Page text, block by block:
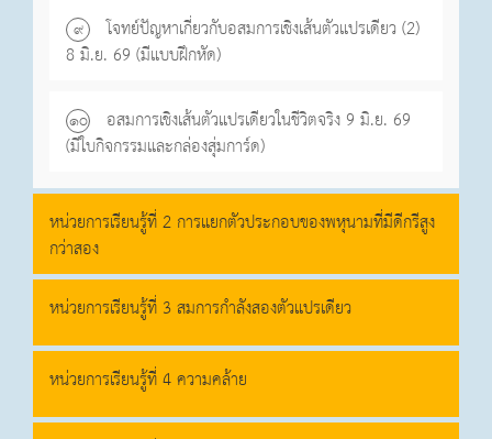
๙
โจทย์ปัญหาเกี่ยวกับอสมการเชิงเส้นตัวแปรเดียว (2)
8 มิ.ย. 69 (มีแบบฝึกหัด)
๑o
อสมการเชิงเส้นตัวแปรเดียวในชีวิตจริง 9 มิ.ย. 69
(มีใบกิจกรรมและกล่องสุ่มการ์ด)
หน่วยการเรียนรู้ที่ 2 การแยกตัวประกอบของพหุนามที่มีดีกรีสูง
กว่าสอง
หน่วยการเรียนรู้ที่ 3 สมการกำลังสองตัวแปรเดียว
หน่วยการเรียนรู้ที่ 4 ความคล้าย